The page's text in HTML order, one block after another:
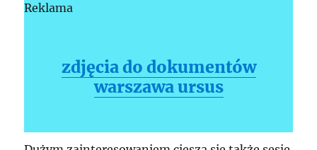
Reklama
zdjęcia do dokumentów
warszawa ursus